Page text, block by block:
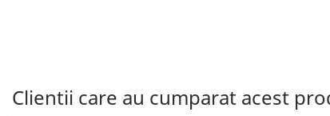
Clientii care au cumparat acest